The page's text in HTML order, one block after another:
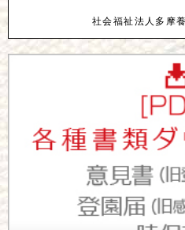
社会福祉法人多摩